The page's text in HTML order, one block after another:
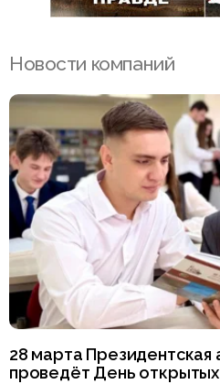
Новости компаний
28 марта
проведёт День